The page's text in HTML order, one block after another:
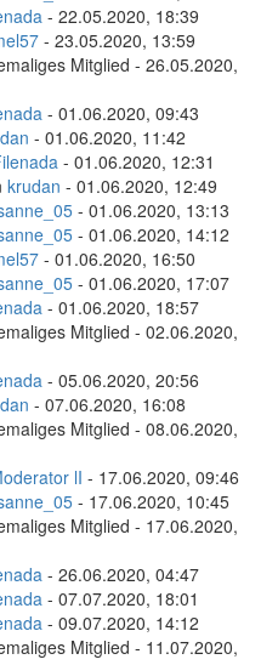
- 22.05.2020, 18:39
- 23.05.2020, 13:59
Mitglied - 26.05.2020,
- 01.06.2020, 09:43
- 01.06.2020, 11:42
- 01.06.2020, 12:31
krudan - 01.06.2020, 12:49
- 01.06.2020, 13:13
- 01.06.2020, 14:12
- 01.06.2020, 16:50
- 01.06.2020, 17:07
- 01.06.2020, 18:57
Mitglied - 02.06.2020,
- 05.06.2020, 20:56
- 07.06.2020, 16:08
Mitglied - 08.06.2020,
lI - 17.06.2020, 09:46
- 17.06.2020, 10:45
Mitglied - 17.06.2020,
- 26.06.2020, 04:47
- 07.07.2020, 18:01
- 09.07.2020, 14:12
Mitglied - 11.07.2020,